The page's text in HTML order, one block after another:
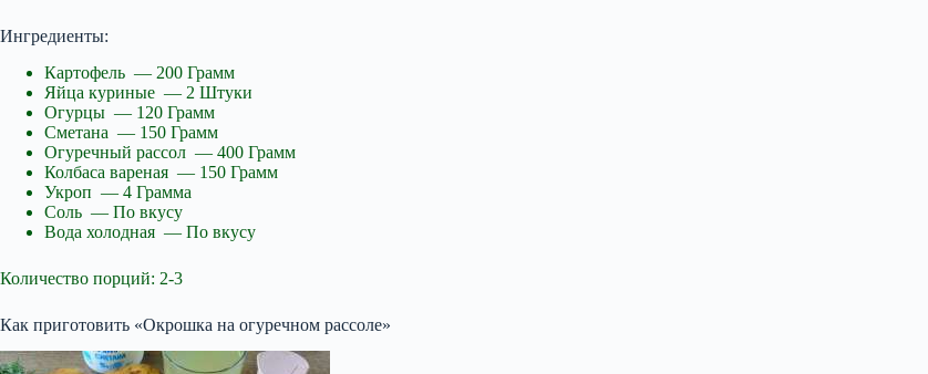
Ингредиенты:
Картофель — 200 Грамм
Яйца куриные — 2 Штуки
Огурцы — 120 Грамм
Сметана — 150 Грамм
Огуречный рассол — 400 Грамм
Колбаса вареная — 150 Грамм
Укроп — 4 Грамма
Соль — По вкусу
Вода холодная — По вкусу
Количество порций: 2-3
Как приготовить «Окрошка на огуречном рассоле»